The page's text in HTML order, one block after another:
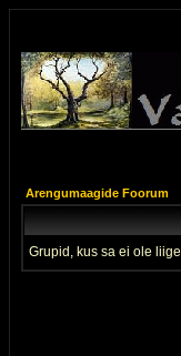
Arengumaagide Foorum
Grupid, kus sa ei ole liige